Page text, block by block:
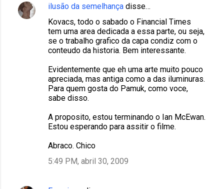
ilusão da semelhança disse…
Kovacs, todo o sabado o Financial Times
tem uma area dedicada a essa parte, ou seja,
se o trabalho grafico da capa condiz com o
conteudo da historia. Bem interessante.
Evidentemente que eh uma arte muito pouco
apreciada, mas antiga como a das iluminuras.
Para quem gosta do Pamuk, como voce,
sabe disso.
A proposito, estou terminando o Ian McEwan.
Estou esperando para assitir o filme.
Abraco. Chico
5:49 PM, abril 30, 2009